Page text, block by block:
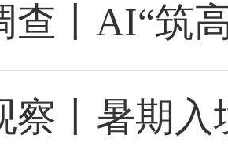
查丨AI“筑
察丨暑期入